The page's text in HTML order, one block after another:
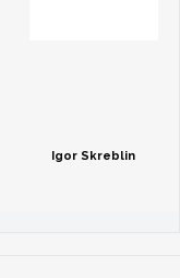
Igor Skreblin